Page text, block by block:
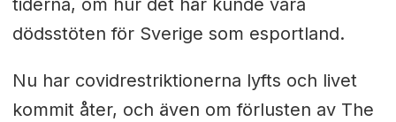
dödsstöten för Sverige som esportland.
Nu har covidrestriktionerna lyfts och livet
kommit åter, och även om förlusten av The